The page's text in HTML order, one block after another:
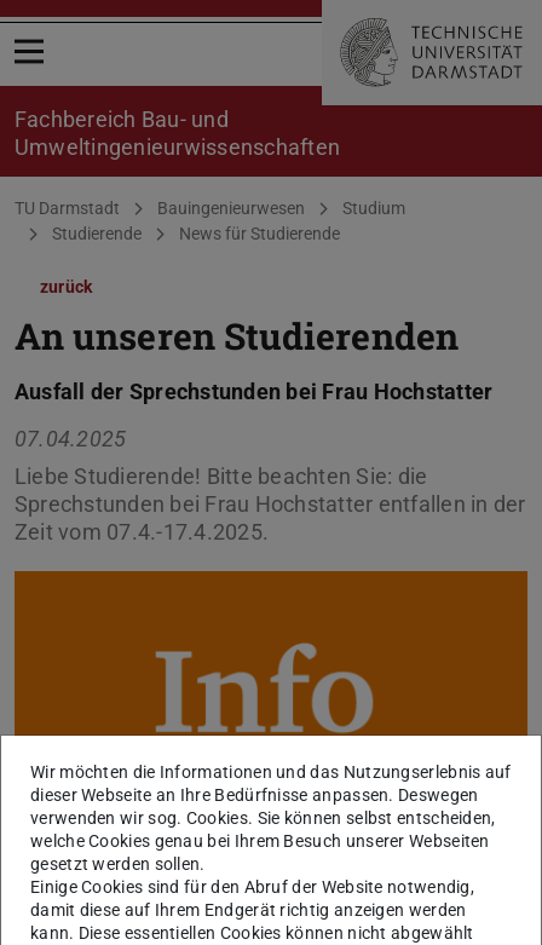
Menü öffnen
Fachbereich Bau- und
Umweltingenieurwissenschaften
Sie befinden sich hier:
TU Darmstadt Bauingenieurwesen
Studium
Studierende
News für Studierende
zurück
An unseren Studierenden
Ausfall der Sprechstunden bei Frau Hochstatter
07.04.2025
Liebe Studierende! Bitte beachten Sie: die
Sprechstunden bei Frau Hochstatter entfallen in der
Zeit vom 07.4.-17.4.2025.
Sie können uns in dringenden Fällen eine E-Mail schreiben
über unser
Kontaktformular , wir kümmern uns
Wir möchten die Informationen und das Nutzungserlebnis auf
dieser Webseite an Ihre Bedürfnisse anpassen. Deswegen
verwenden wir sog. Cookies. Sie können selbst entscheiden,
welche Cookies genau bei Ihrem Besuch unserer Webseiten
gesetzt werden sollen.
Einige Cookies sind für den Abruf der Website notwendig,
damit diese auf Ihrem Endgerät richtig anzeigen werden
kann. Diese essentiellen Cookies können nicht abgewählt